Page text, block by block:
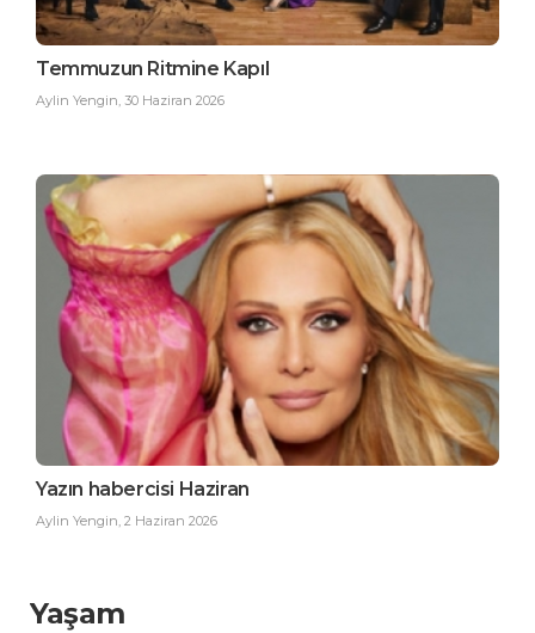
Temmuzun Ritmine Kapıl
Aylin Yengin 30 Haziran 2026
Yazın habercisi Haziran
Aylin Yengin, 2 Haziran 2026
Yaşam